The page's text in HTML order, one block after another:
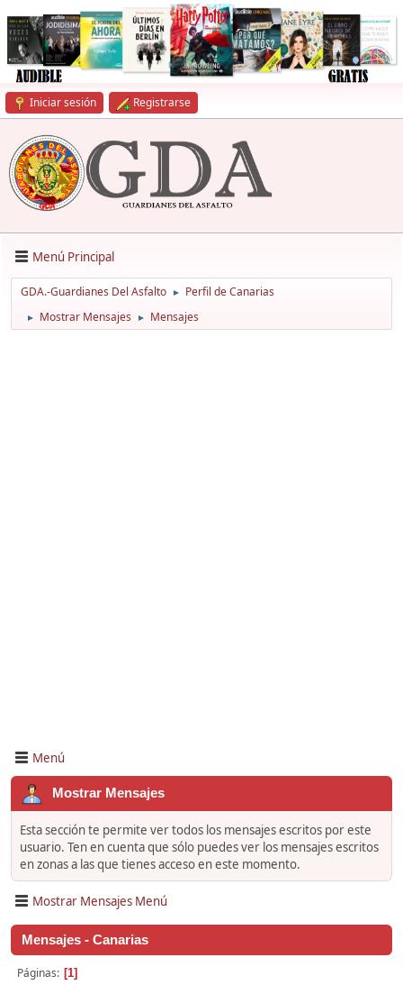
Iniciar sesión Registrarse
Menú Principal
GDA.-Guardianes Del Asfalto ► Perfil de Canarias
► Mostrar Mensajes ► Mensajes
Menú
Mostrar Mensajes
Esta sección te permite ver todos los mensajes escritos por este
usuario. Ten en cuenta que sólo puedes ver los mensajes escritos
en zonas a las que tienes acceso en este momento.
Mostrar Mensajes Menú
Mensajes - Canarias
Páginas 1